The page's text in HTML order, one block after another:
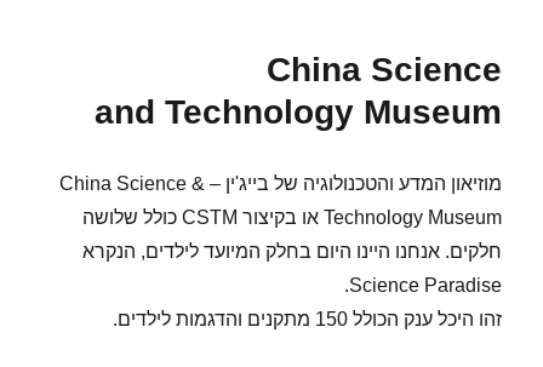
China Science
and Technology Museum
מוזיאון המדע והטכנולוגיה של בייג'ין – China Science &
Technology Museum או בקיצור CSTM כולל שלושה
חלקים. אנחנו היינו היום בחלק המיועד לילדים, הנקרא
Science Paradise.
זהו היכל ענק הכולל 150 מתקנים והדגמות לילדים.